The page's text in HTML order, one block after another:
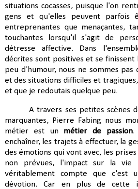
situations cocasses, puisque l'on
gens et qu'elles peuvent parfois
entreprenantes que menaçantes,
touchantes lorsqu'il s'agit de
détresse affective. Dans
décrites sont positives et se finissent
peu d'humour, nous ne sommes pas
et des situations difficiles et
et que je redoutais quelque peu.
A travers ses petites scènes
marquantes, Pierre Fabing nous
métier est un métier de passion.
enchaîner, les trajets à effectuer, la
des émotions qui vont avec, les
non prévues, l'impact sur la vie
véritablement compte que c'est
dévotion. Car en plus de cette